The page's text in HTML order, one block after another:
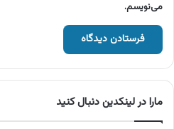
می‌نویسم.
مارا در لینکدین دنبال کنید